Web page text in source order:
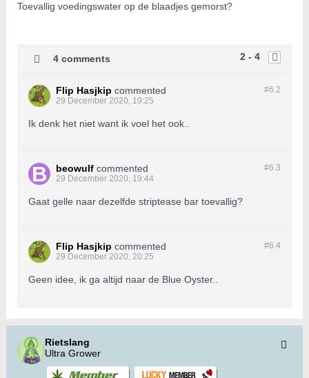
Toevallig voedingswater op de blaadjes gemorst?
2 - 4
4 comments
#6.2
Flip Hasjkip commented
29 December 2020, 19:25
Ik denk het niet want ik voel het ook..
#6.3
beowulf commented
29 December 2020, 19:44
Gaat gelle naar dezelfde striptease bar toevallig?
#6.4
Flip Hasjkip commented
29 December 2020, 20:25
Geen idee, ik ga altijd naar de Blue Oyster..
Rietslang
Ultra Grower